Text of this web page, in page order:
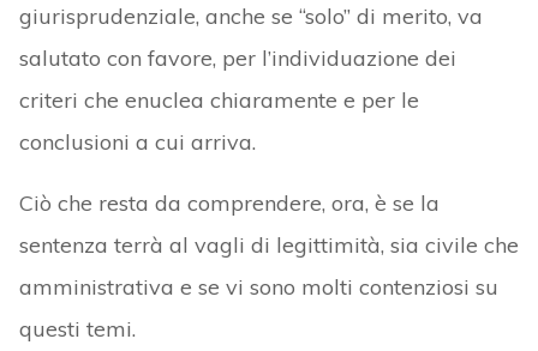
giurisprudenziale, anche se “solo” di merito, va
salutato con favore, per l’individuazione dei
criteri che enuclea chiaramente e per le
conclusioni a cui arriva.
Ciò che resta da comprendere, ora, è se la
sentenza terrà al vagli di legittimità, sia civile che
amministrativa e se vi sono molti contenziosi su
questi temi.